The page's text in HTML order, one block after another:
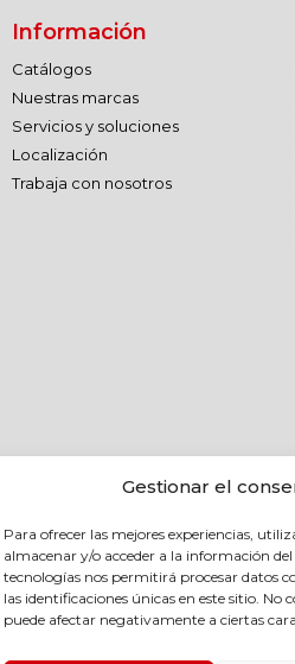
Gestionar el
Para ofrecer las mejores experiencias,
almacenar y/o acceder a la información
tecnologías nos permitirá procesar datos
las identificaciones únicas en este sitio.
puede afectar negativamente a ciertas
Información
Catálogos
Nuestras marcas
Servicios y soluciones
Localización
Trabaja con nosotros